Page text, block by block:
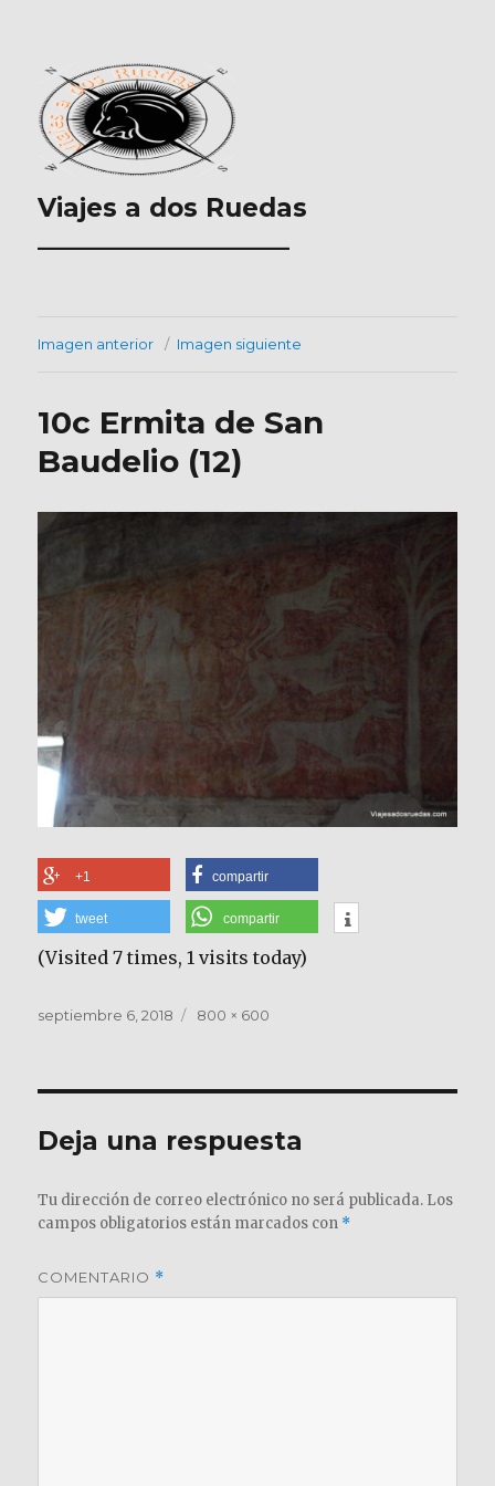
Viajes a dos Ruedas
___________________
Imagen anterior Imagen siguiente
10c Ermita de San
Baudelio (12)
+1 compartir
tweet compartir
(Visited 7 times, 1 visits today)
Publicado
septiembre 6, 2018
Tamaño
800 × 600
Deja una respuesta
Tu dirección de correo electrónico no será publicada. Los
campos obligatorios están marcados con *
COMENTARIO *